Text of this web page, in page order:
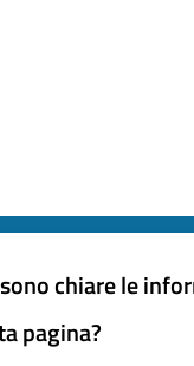
chiare le
pagina?